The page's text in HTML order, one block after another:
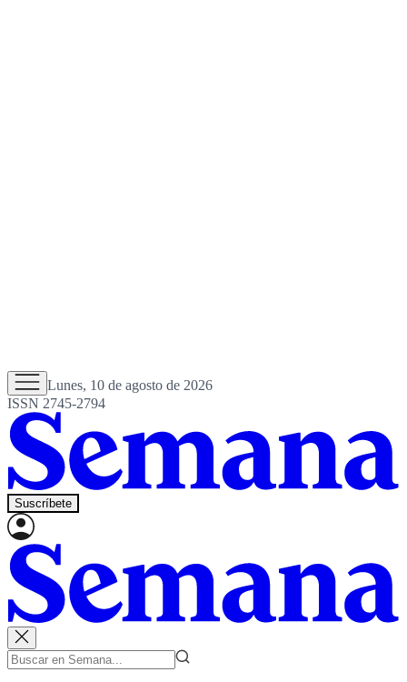
Lunes, 10 de agosto de 2026
ISSN 2745-2794
Suscríbete